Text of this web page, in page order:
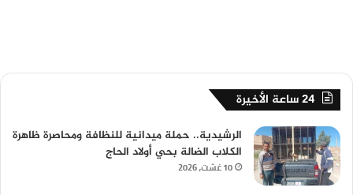
24 ساعة الأخيرة
الرشيدية.. حملة ميدانية للنظافة ومحاصرة ظاهرة
الكلاب الضالة بحي أولاد الحاج
10 غشت، 2026